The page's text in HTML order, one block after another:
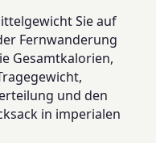
Sie auf
Fernwanderung
Gesamtkalorien,
und den
in imperialen